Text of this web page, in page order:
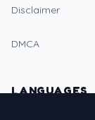
Disclaimer
DMCA
LANGUAGES